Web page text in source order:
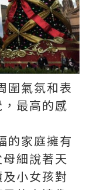
圍氣氛和表
最高的感
的家庭擁有
細說著天
小女孩對